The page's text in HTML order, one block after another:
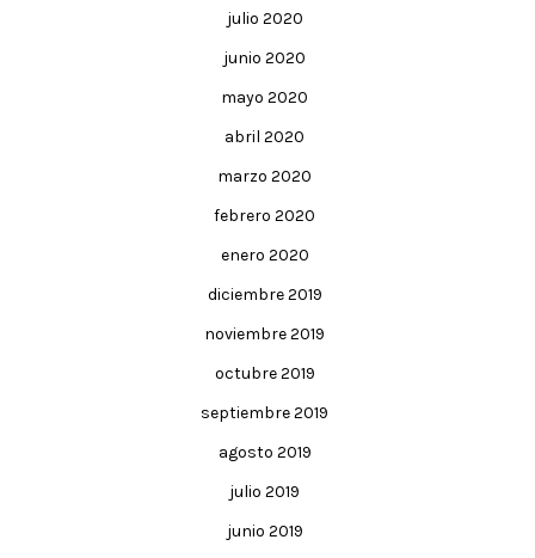
julio 2020
junio 2020
mayo 2020
abril 2020
marzo 2020
febrero 2020
enero 2020
diciembre 2019
noviembre 2019
octubre 2019
septiembre 2019
agosto 2019
julio 2019
junio 2019